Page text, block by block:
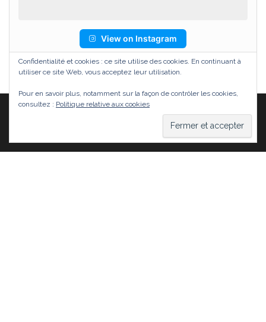
View on Instagram
WordPress |Thème :Head
Confidentialité et cookies : ce site utilise des cookies. En continuant à
utiliser ce site Web, vous acceptez leur utilisation.
Pour en savoir plus, notamment sur la façon de contrôler les cookies,
consultez : Politique relative aux cookies